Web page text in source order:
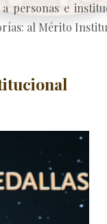
e
al Mérito